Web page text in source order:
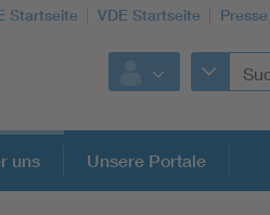
Startseite VDE Startseite Presse
uns Unsere Portale